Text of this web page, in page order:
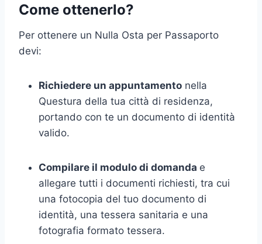
Come ottenerlo?
Per ottenere un Nulla Osta per Passaporto
devi:
Richiedere un appuntamento nella
Questura della tua città di residenza,
portando con te un documento di identità
valido.
Compilare il modulo di domanda e
allegare tutti i documenti richiesti, tra cui
una fotocopia del tuo documento di
identità, una tessera sanitaria e una
fotografia formato tessera.